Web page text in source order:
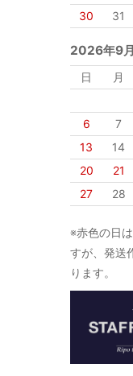
30
31
2026年9月
日 月
6
7
13
14
20
21
27
28
※赤色の日
すが、発送
ります。